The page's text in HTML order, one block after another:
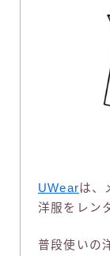
UWearは、
洋服をレン
普段使いの